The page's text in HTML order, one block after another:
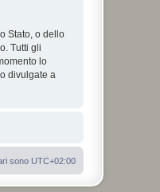
Stato, o dello
Tutti gli
lo
divulgate a
sono UTC+02:00